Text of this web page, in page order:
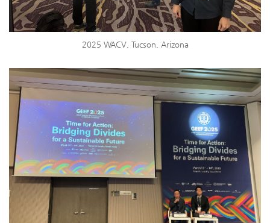
2025 WACV, Tucson, Arizona